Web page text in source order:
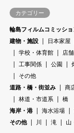
カテゴリー
輪島フィルムコミッシ
建物・施設
日本家屋
学校・体育館
店舗
工事関係
公園
その他
道路・橋・街並み
商
林道・市道系
橋
海岸・港
海水浴場
その他
川 滝 山